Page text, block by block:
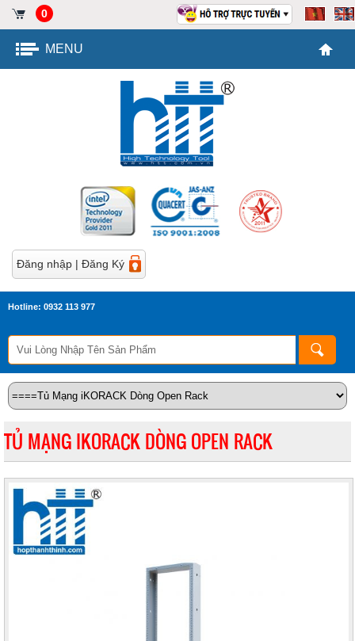
0
MENU
Đăng nhập | Đăng Ký
Hotline: 0932 113 977
TỦ MẠNG IKORACK DÒNG OPEN RACK